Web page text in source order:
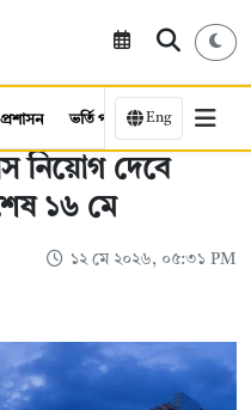
প্রশাসন ভর্তি পরীক্ষা কর্মসংস্থান
Eng
নিয়োগ দেবে
১৬ মে
১২ মে ২০২৬, ০৫:৩১ PM